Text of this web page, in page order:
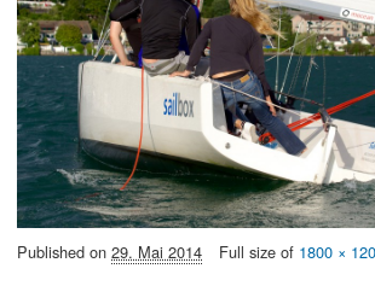
Published on 29. Mai 2014 Full size of 1800 ×